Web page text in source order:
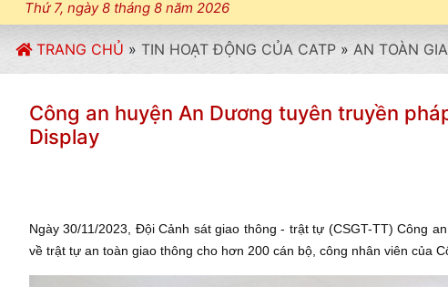
Thứ 7, ngày 8 tháng 8 năm 2026 "CÔNG AN
TRANG CHỦ » TIN HOẠT ĐỘNG CỦA CATP » AN TOÀN
Công an huyện An Dương tuyên truyền
Display
Ngày 30/11/2023, Đội Cảnh sát giao thông - trật tự (CSGT-TT) Công
về trật tự an toàn giao thông cho hơn 200 cán bộ, công nhân viên của